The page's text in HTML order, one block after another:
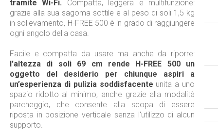
tramite Wi-Fi. Compatta, leggera e multifunzione:
grazie alla sua sagoma sottile e al peso di soli 1,5 kg
in sollevamento, H-FREE 500 è in grado di raggiungere
ogni angolo della casa.
Facile e compatta da usare ma anche da riporre:
l'altezza di soli 69 cm rende H-FREE 500 un
oggetto del desiderio per chiunque aspiri a
un’esperienza di pulizia soddisfacente unita a uno
spazio ridotto al minimo, anche grazie alla modalità
parcheggio, che consente alla scopa di essere
riposta in posizione verticale senza l'utilizzo di alcun
supporto.